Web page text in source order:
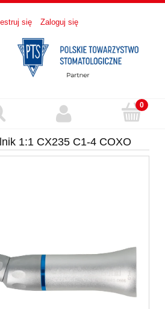
się Zaloguj się
1:1 CX235 C1-4 COXO